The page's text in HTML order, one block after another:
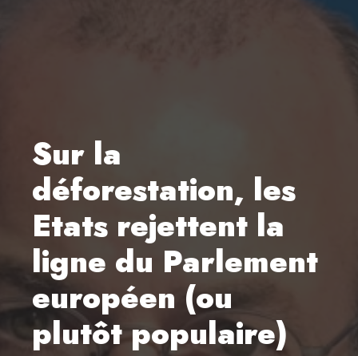
Sur la
déforestation, les
Etats rejettent la
ligne du Parlement
européen (ou
plutôt populaire)